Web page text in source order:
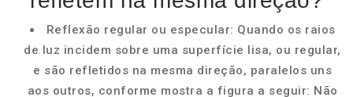
Reflexão regular ou especular: Quando os raios
de luz incidem sobre uma superfície lisa, ou regular,
e são refletidos na mesma direção, paralelos uns
aos outros, conforme mostra a figura a seguir: Não